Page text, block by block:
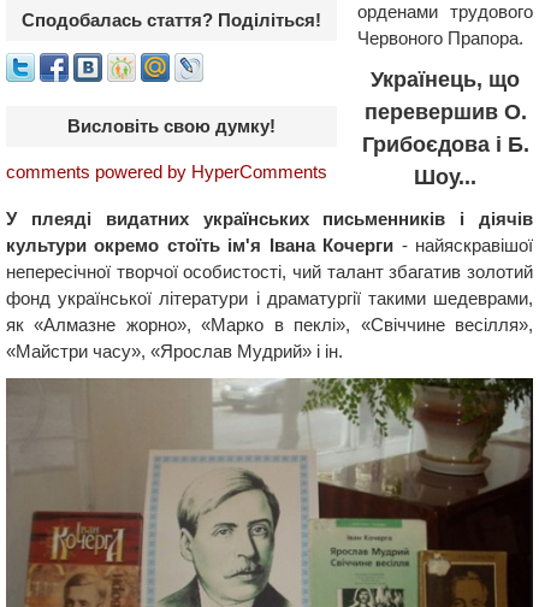
Сподобалась стаття? Поділіться!
Висловіть свою думку!
comments powered by HyperComments
орденами трудового
Червоного Прапора.
Українець, що
перевершив О.
Грибоєдова і Б.
Шоу...
У плеяді видатних українських письменників і діячів
культури окремо стоїть ім'я Івана Кочерги - найяскравішої
непересічної творчої особистості, чий талант збагатив золотий
фонд української літератури і драматургії такими шедеврами,
як «Алмазне жорно», «Марко в пеклі», «Свіччине весілля»,
«Майстри часу», «Ярослав Мудрий» і ін.